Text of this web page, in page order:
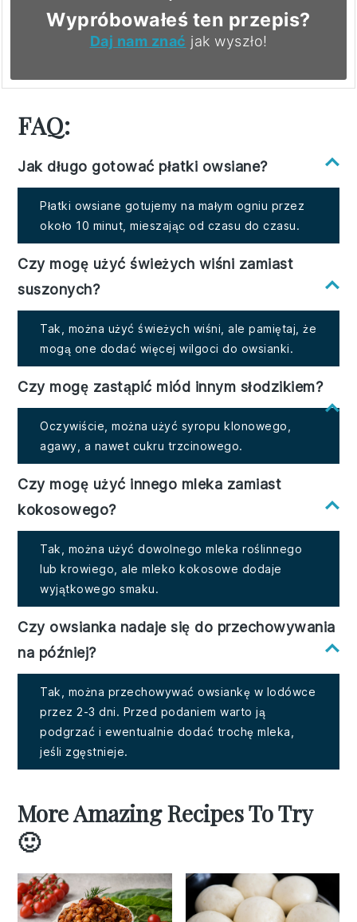
Wypróbowałeś ten przepis?
Daj nam znać jak wyszło!
FAQ:
Jak długo gotować płatki owsiane?
Płatki owsiane gotujemy na małym ogniu przez
około 10 minut, mieszając od czasu do czasu.
Czy mogę użyć świeżych wiśni zamiast
suszonych?
Tak, można użyć świeżych wiśni, ale pamiętaj, że
mogą one dodać więcej wilgoci do owsianki.
Czy mogę zastąpić miód innym słodzikiem?
Oczywiście, można użyć syropu klonowego,
agawy, a nawet cukru trzcinowego.
Czy mogę użyć innego mleka zamiast
kokosowego?
Tak, można użyć dowolnego mleka roślinnego
lub krowiego, ale mleko kokosowe dodaje
wyjątkowego smaku.
Czy owsianka nadaje się do przechowywania
na później?
Tak, można przechowywać owsiankę w lodówce
przez 2-3 dni. Przed podaniem warto ją
podgrzać i ewentualnie dodać trochę mleka,
jeśli zgęstnieje.
More Amazing Recipes To Try
🙂